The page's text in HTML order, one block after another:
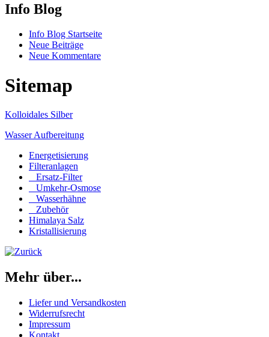
Info Blog
Info Blog Startseite
Neue Beiträge
Neue Kommentare
Sitemap
Kolloidales Silber
Wasser Aufbereitung
Energetisierung
Filteranlagen
Ersatz-Filter
Umkehr-Osmose
Wasserhähne
Zubehör
Himalaya Salz
Kristallisierung
Mehr über...
Liefer und Versandkosten
Widerrufsrecht
Impressum